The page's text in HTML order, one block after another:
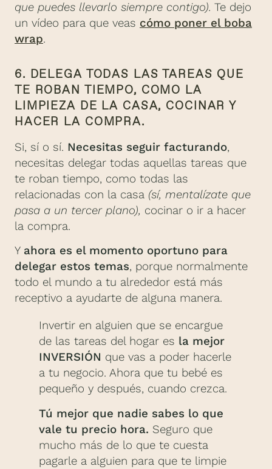
que puedes llevarlo siempre contigo). Te dejo
un vídeo para que veas cómo poner el boba
wrap.
6. DELEGA TODAS LAS TAREAS QUE
TE ROBAN TIEMPO, COMO LA
LIMPIEZA DE LA CASA, COCINAR Y
HACER LA COMPRA.
Si, sí o sí. Necesitas seguir facturando,
necesitas delegar todas aquellas tareas que
te roban tiempo, como todas las
relacionadas con la casa (sí, mentalízate que
pasa a un tercer plano), cocinar o ir a hacer
la compra.
Y ahora es el momento oportuno para
delegar estos temas, porque normalmente
todo el mundo a tu alrededor está más
receptivo a ayudarte de alguna manera.
Invertir en alguien que se encargue
de las tareas del hogar es la mejor
INVERSIÓN que vas a poder hacerle
a tu negocio. Ahora que tu bebé es
pequeño y después, cuando crezca.
Tú mejor que nadie sabes lo que
vale tu precio hora. Seguro que
mucho más de lo que te cuesta
pagarle a alguien para que te limpie